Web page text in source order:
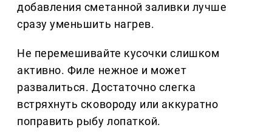
добавления сметанной заливки лучше
сразу уменьшить нагрев.
Не перемешивайте кусочки слишком
активно. Филе нежное и может
развалиться. Достаточно слегка
встряхнуть сковороду или аккуратно
поправить рыбу лопаткой.